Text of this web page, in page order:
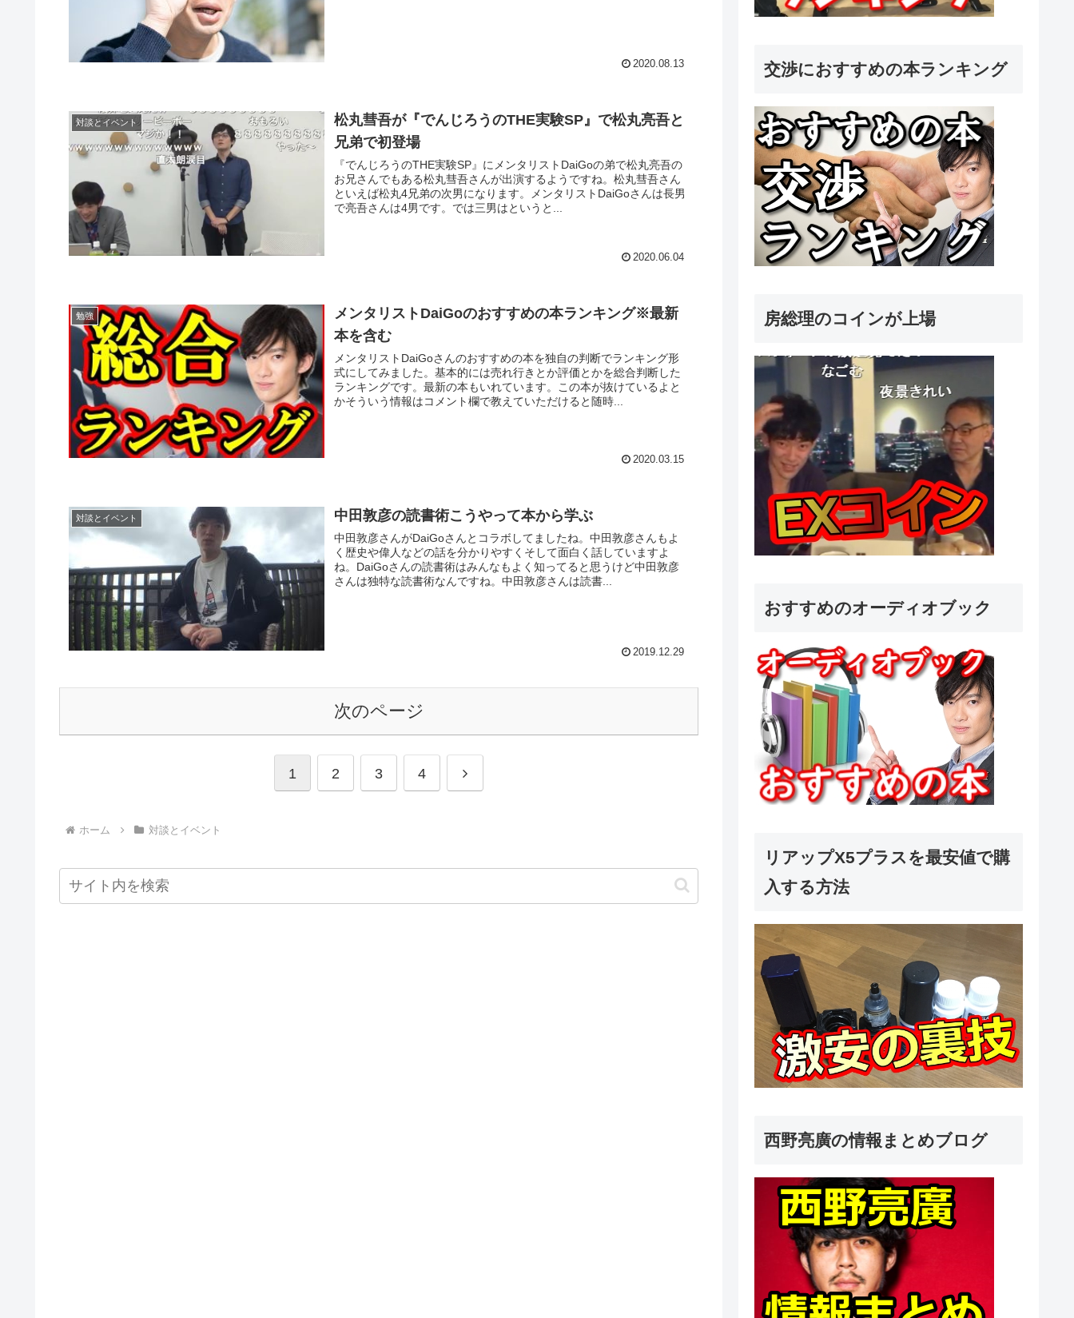
2020.08.13
対談とイベント
松丸彗吾が『でんじろうのTHE実験SP』で松丸亮吾と
兄弟で初登場
『でんじろうのTHE実験SP』にメンタリストDaiGoの弟で松丸亮吾の
お兄さんでもある松丸彗吾さんが出演するようですね。松丸彗吾さん
といえば松丸4兄弟の次男になります。メンタリストDaiGoさんは長男
で亮吾さんは4男です。では三男はというと...
2020.06.04
勉強
メンタリストDaiGoのおすすめの本ランキング※最新
本を含む
メンタリストDaiGoさんのおすすめの本を独自の判断でランキング形
式にしてみました。基本的には売れ行きとか評価とかを総合判断した
ランキングです。最新の本もいれています。この本が抜けているよと
かそういう情報はコメント欄で教えていただけると随時...
2020.03.15
対談とイベント 中田敦彦の読書術こうやって本から学ぶ
中田敦彦さんがDaiGoさんとコラボしてましたね。中田敦彦さんもよ
く歴史や偉人などの話を分かりやすくそして面白く話していますよ
ね。DaiGoさんの読書術はみんなもよく知ってると思うけど中田敦彦
さんは独特な読書術なんですね。中田敦彦さんは読書...
2019.12.29
次のページ
1 2 3 4 次
ホーム 対談とイベント
交渉におすすめの本ランキング
房総理のコインが上場
おすすめのオーディオブック
リアップX5プラスを最安値で購
入する方法
西野亮廣の情報まとめブログ